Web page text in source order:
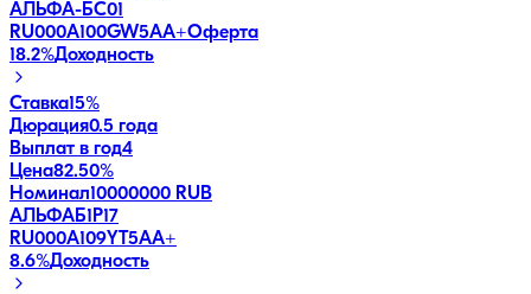
АЛЬФА-БС01
RU000A100GW5AA+Оферта
18.2%Доходность
Ставка15%
Дюрация0.5 года
Выплат в год4
Цена82.50%
Номинал10000000 RUB
АЛЬФАБ1Р17
RU000A109YT5AA+
8.6%Доходность